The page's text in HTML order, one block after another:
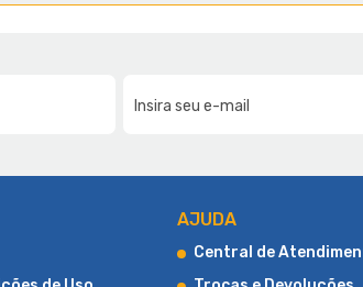
HOME
AJUDA
Central de